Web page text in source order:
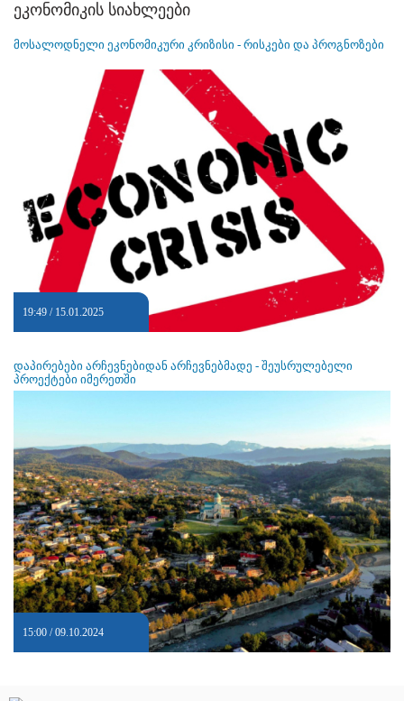
ეკონომიკის სიახლეები
მოსალოდნელი ეკონომიკური კრიზისი - რისკები და პროგნოზები
19:49 / 15.01.2025
დაპირებები არჩევნებიდან არჩევნებმადე - შეუსრულებელი
პროექტები იმერეთში
15:00 / 09.10.2024